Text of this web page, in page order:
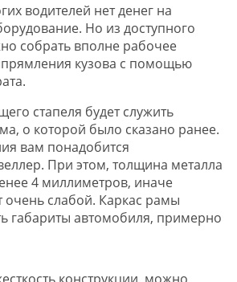
водителей нет денег на
Но из доступного
собрать вполне рабочее
кузова с помощью
стапеля будет служить
о которой было сказано ранее.
вам понадобится
При этом, толщина металла
4 миллиметров, иначе
очень слабой. Каркас рамы
габариты автомобиля, примерно